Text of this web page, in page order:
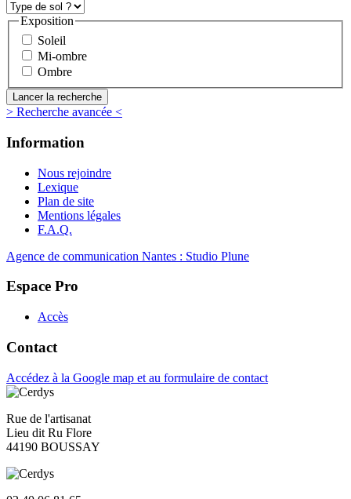
Exposition
Soleil
Mi-ombre
Ombre
> Recherche avancée <
Information
Nous rejoindre
Lexique
Plan de site
Mentions légales
F.A.Q.
Agence de communication Nantes : Studio Plune
Espace Pro
Accès
Contact
Accédez à la Google map et au formulaire de contact
Rue de l'artisanat
Lieu dit Ru Flore
44190 BOUSSAY